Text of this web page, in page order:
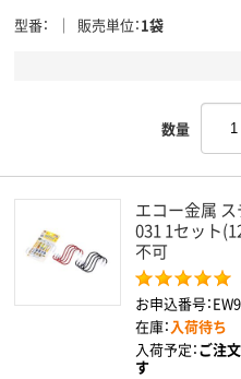
型番 販売単位 1袋
数量
エコー金属
031 1セット
不可
お申込番号：
在庫：入荷待ち
入荷予定：ご注
す